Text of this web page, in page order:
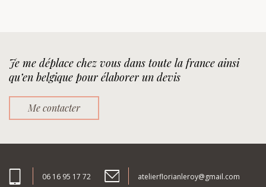
Je me déplace chez vous dans toute la france ainsi
qu’en belgique pour élaborer un devis
Me contacter
06 16 95 17 72 atelierflorianleroy@gmail.com